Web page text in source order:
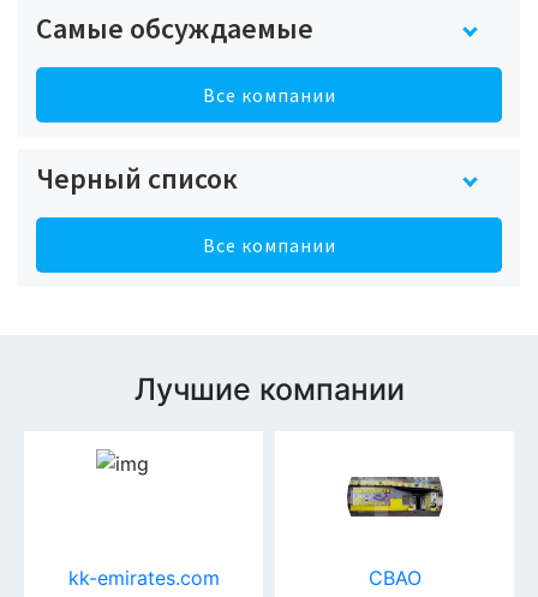
Самые обсуждаемые
Все компании
Черный список
Все компании
Лучшие компании
kk-emirates.com СВАО